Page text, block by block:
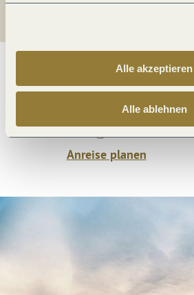
Alle akzeptieren
Alle ablehnen
Anreise planen